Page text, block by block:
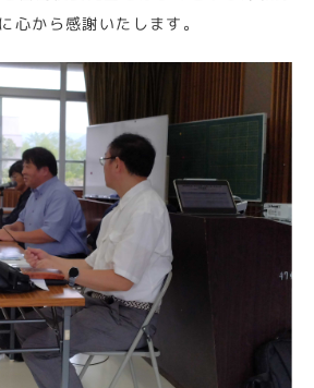
心から感謝いたします。